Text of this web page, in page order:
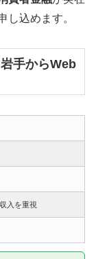
し込めます。
手からWeb
入を重視